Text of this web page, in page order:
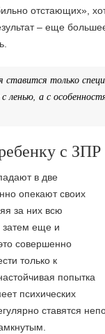
отстающих»,
– еще
ставится только
ленью, а с
с ЗПР
в две
опекают своих
за них всю
затем еще и
совершенно
только к
попытка
психических
ставятся